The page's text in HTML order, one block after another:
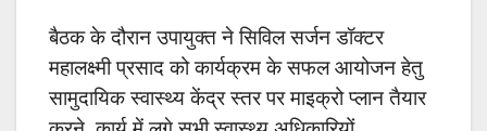
बैठक के दौरान उपायुक्त ने सिविल सर्जन डॉक्टर
महालक्ष्मी प्रसाद को कार्यक्रम के सफल आयोजन हेतु
सामुदायिक स्वास्थ्य केंद्र स्तर पर माइक्रो प्लान तैयार